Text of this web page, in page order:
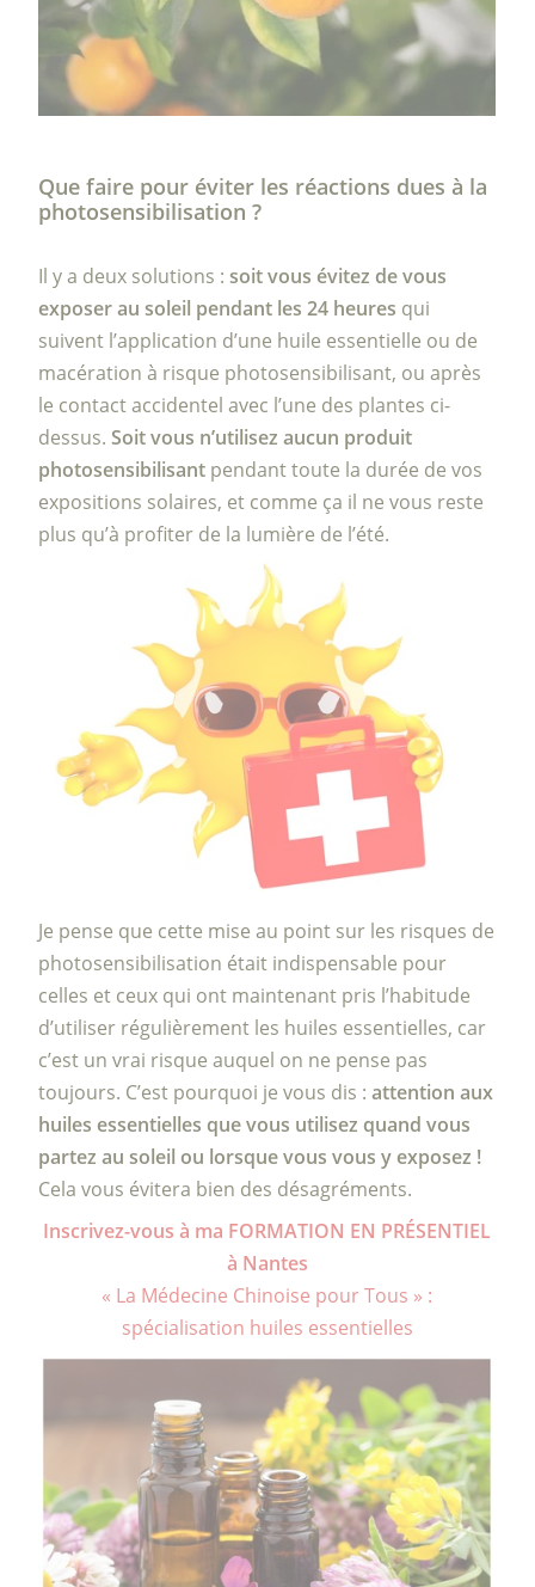
Que faire pour éviter les réactions dues à la
photosensibilisation ?
Il y a deux solutions :soit vous évitez de vous
exposer au soleil pendant les 24 heures qui
suivent l’application d’une huile essentielle ou de
macération à risque photosensibilisant, ou après
le contact accidentel avec l’une des plantes ci-
dessus.Soit vous n’utilisez aucun produit
photosensibilisant pendant toute la durée de vos
expositions solaires, et comme ça il ne vous reste
plus qu’à profiter de la lumière de l’été.
Je pense que cette mise au point sur les risques de
photosensibilisation était indispensable pour
celles et ceux qui ont maintenant pris l’habitude
d’utiliser régulièrement les huiles essentielles, car
c’est un vrai risque auquel on ne pense pas
toujours. C’est pourquoi je vous dis :attention aux
huiles essentielles que vous utilisez quand vous
partez au soleil ou lorsque vous vous y exposez !
Cela vous évitera bien des désagréments.
Inscrivez-vous à ma FORMATION EN PRÉSENTIEL
à Nantes
« La Médecine Chinoise pour Tous » :
spécialisation huiles essentielles